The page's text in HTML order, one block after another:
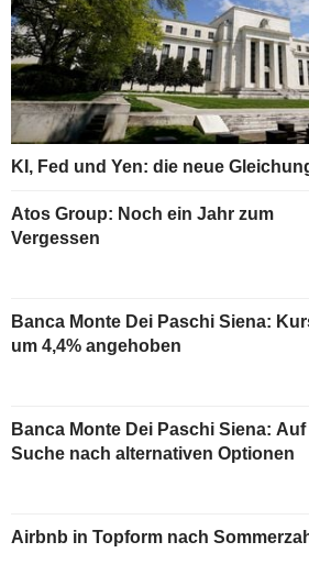
KI, Fed und Yen: die neue
Atos Group: Noch ein Jahr zum
Vergessen
Banca Monte Dei Paschi Siena:
um 4,4% angehoben
Banca Monte Dei Paschi Siena:
Suche nach alternativen Optionen
Airbnb in Topform nach